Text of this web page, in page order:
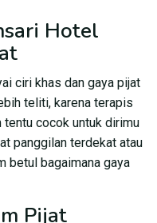
Hotel
ciri khas dan gaya pijat
teliti, karena terapis
tentu cocok untuk dirimu
panggilan terdekat atau
betul bagaimana gaya
Pijat